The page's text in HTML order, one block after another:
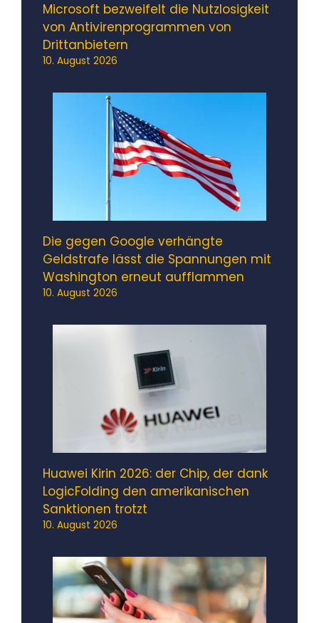
Microsoft bezweifelt die Nutzlosigkeit
von Antivirenprogrammen von
Drittanbietern
10. August 2026
Die gegen Google verhängte
Geldstrafe lässt die Spannungen mit
Washington erneut aufflammen
10. August 2026
Huawei Kirin 2026: der Chip, der dank
LogicFolding den amerikanischen
Sanktionen trotzt
10. August 2026